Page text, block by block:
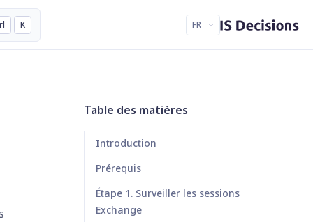
K FR
Table des matières
Introduction
Prérequis
Étape 1. Surveiller les sessions
Exchange